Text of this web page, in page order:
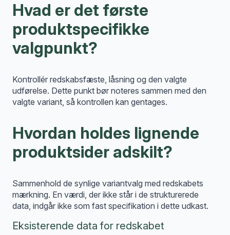
Hvad er det første
produktspecifikke
valgpunkt?
Kontrollér redskabsfæste, låsning og den valgte
udførelse. Dette punkt bør noteres sammen med den
valgte variant, så kontrollen kan gentages.
Hvordan holdes lignende
produktsider adskilt?
Sammenhold de synlige variantvalg med redskabets
mærkning. En værdi, der ikke står i de strukturerede
data, indgår ikke som fast specifikation i dette udkast.
Eksisterende data for redskabet